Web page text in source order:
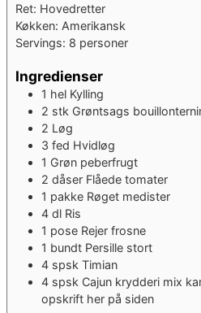
Ret: Hovedretter
Køkken: Amerikansk
Servings: 8 personer
Ingredienser
1 hel Kylling
2 stk Grøntsags
2 Løg
3 fed Hvidløg
1 Grøn peberfrugt
2 dåser Flåede tomater
1 pakke Røget medister
4 dl Ris
1 pose Rejer frosne
1 bundt Persille stort
4 spsk Timian
4 spsk Cajun krydderi mix
opskrift her på siden